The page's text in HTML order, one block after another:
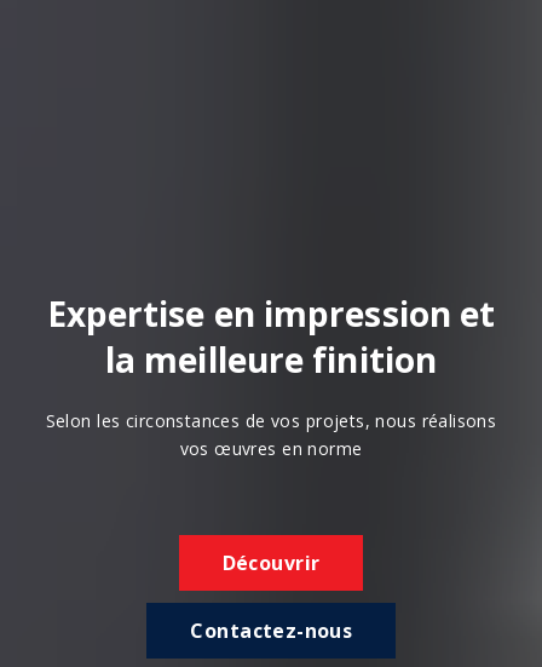
Expertise en impression et
la meilleure finition
Selon les circonstances de vos projets, nous réalisons
vos œuvres en norme
Découvrir
Contactez-nous